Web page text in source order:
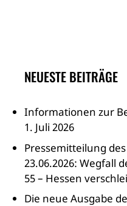
NEUESTE BEITRÄGE
Informationen zur
1. Juli 2026
Pressemitteilung
23.06.2026: Wegfall
55 – Hessen
Die neue Ausgabe